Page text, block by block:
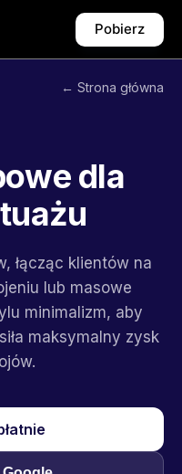
Pobierz
← Strona główna
dla
łącząc klientów na
lub masowe
minimalizm, aby
maksymalny zysk